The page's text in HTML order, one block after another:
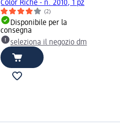
Color Riche - n. 2010, 1 pz
(2)
Disponibile per la
consegna
seleziona il negozio dm